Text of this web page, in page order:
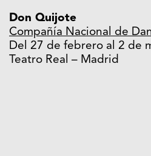
Don Quijote
Compañía Nacional de
Del 27 de febrero al 2 de
Teatro Real – Madrid